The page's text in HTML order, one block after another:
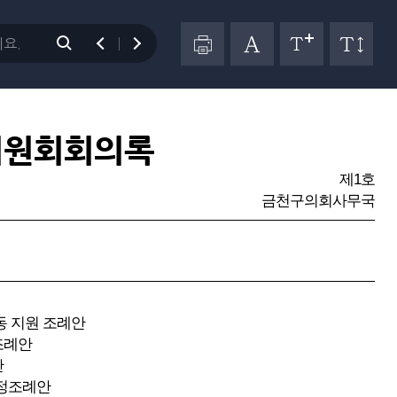
회회의록
제1호
금천구의회사무국
지원 조례안
례안
조례안